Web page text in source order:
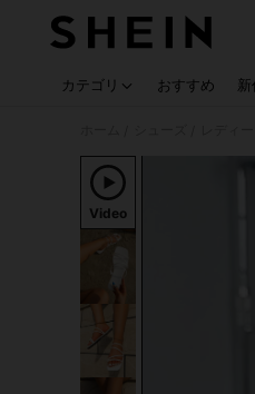
カテゴリ おすすめ
Video